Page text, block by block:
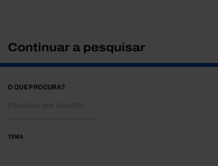
Continuar a pesquisar
O QUE PROCURA?
TEMA